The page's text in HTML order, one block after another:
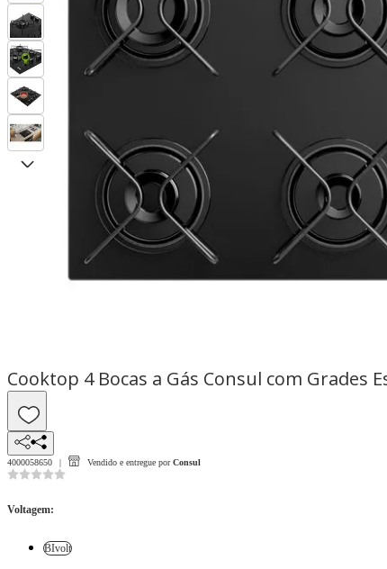
4000058650 Vendido e entregue por Consul
Voltagem:
BIvolt